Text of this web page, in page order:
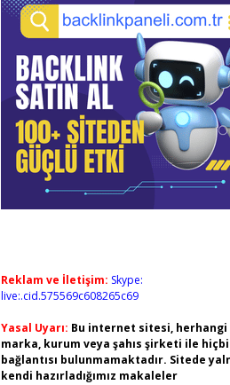
Reklam ve İletişim: Skype:
live:.cid.575569c608265c69
Yasal Uyarı: Bu internet sitesi, herhangi
marka, kurum veya şahıs şirketi ile
bağlantısı bulunmamaktadır. Sitede
kendi hazırladığımız makaleler